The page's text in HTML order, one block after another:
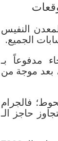
النفيس
الجميع.
مدفوعاً بـ
بعد موجة من
فالجرام
تحرك بسرعة ليتجاوز حاجز الـ